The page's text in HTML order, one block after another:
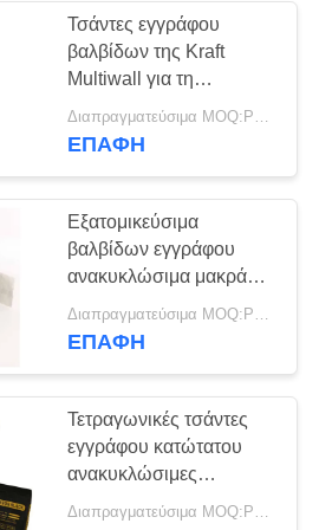
κατώτατου
με
τσάντες
118
Τσάντες εγγράφου
βαλβίδων της Kraft
Multiwall για τη
συσκευασία χημικό
υλικό 20kg 25kg 50kg
ΕΠΑΦΉ
Εξατομικεύσιμα
βαλβίδων εγγράφου
ανακυκλώσιμα μακρά
ζωή κατώτατου Multiwall
τσαντών τετραγωνικά
Διαπραγματεύσιμα MOQ:PC 5000
ΕΠΑΦΉ
Τετραγωνικές τσάντες
εγγράφου κατώτατου
ανακυκλώσιμες
Multiwall Kraft με την
Διαπραγματεύσιμα MOQ:PC 5000